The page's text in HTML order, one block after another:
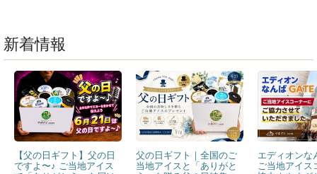
新着情報
【父の日ギフト】父の日
ですよ〜♪ ご当地アイス
父の日ギフト｜全国のご
当地アイスと「ありがと
エディオンな
ご当地アイス